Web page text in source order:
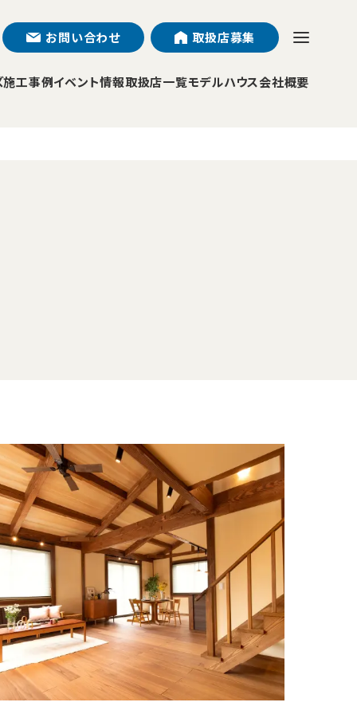
お問い合わせ 取扱店募集
施工事例イベント情報取扱店一覧モデルハウス会社概要